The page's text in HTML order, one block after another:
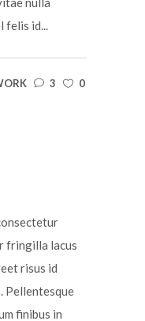
felis id...
3
0
fringilla lacus
risus id
Pellentesque
finibus in